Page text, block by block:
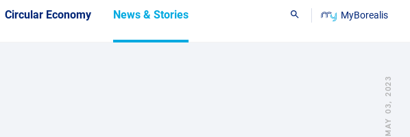
Circular Economy News & Stories Search MyBorealis
MAY 03, 2023